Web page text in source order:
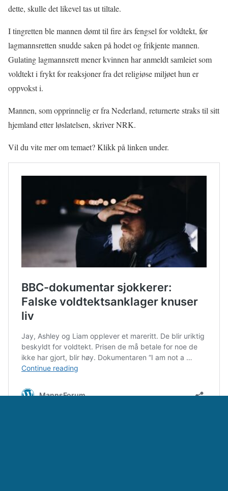
dette, skulle det likevel tas ut tiltale.
I tingretten ble mannen dømt til fire års fengsel for voldtekt, før
lagmannsretten snudde saken på hodet og frikjente mannen.
Gulating lagmannsrett mener kvinnen har anmeldt samleiet som
voldtekt i frykt for reaksjoner fra det religiøse miljøet hun er
oppvokst i.
Mannen, som opprinnelig er fra Nederland, returnerte straks til sitt
hjemland etter løslatelsen, skriver NRK.
Vil du vite mer om temaet? Klikk på linken under.